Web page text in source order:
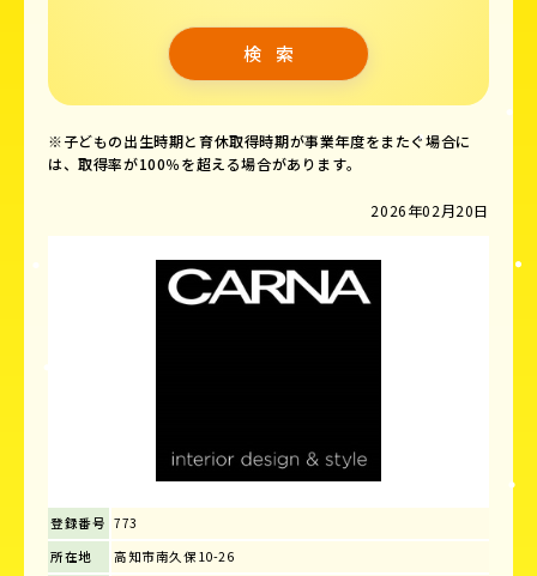
※子どもの出生時期と育休取得時期が事業年度をまたぐ場合に
は、取得率が100％を超える場合があります。
2026年02月20日
登録番号 773
所在地
高知市南久保10-26